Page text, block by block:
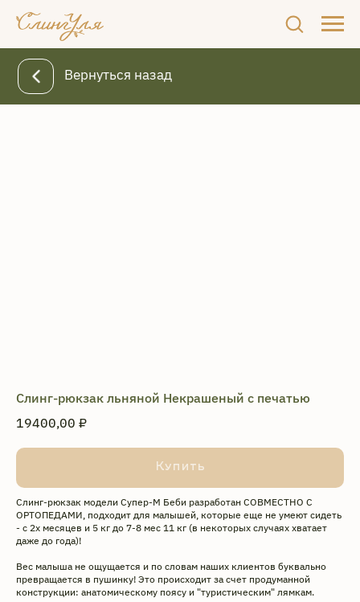
Слинг-рюкзак льняной Некрашеный с печатью
19400,00 ₽
Купить
Слинг-рюкзак модели Супер-М Беби разработан СОВМЕСТНО С
ОРТОПЕДАМИ, подходит для малышей, которые еще не умеют сидеть
- с 2х месяцев и 5 кг до 7-8 мес 11 кг (в некоторых случаях хватает
даже до года)!
Вес малыша не ощущается и по словам наших клиентов буквально
превращается в пушинку! Это происходит за счет продуманной
конструкции: анатомическому поясу и "туристическим" лямкам.